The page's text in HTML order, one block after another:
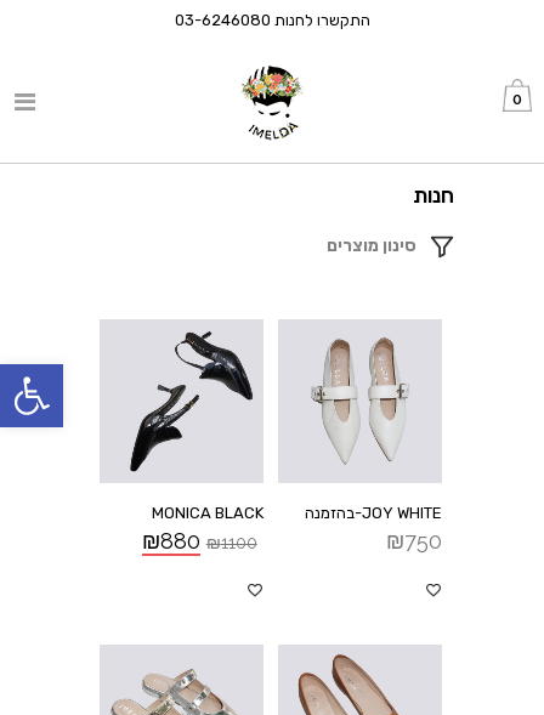
פתח
התקשרו לחנות 03-6246080
0
חנות
סינון מוצרים
JOY WHITE-בהזמנה
₪750
MONICA BLACK
₪1100
₪880